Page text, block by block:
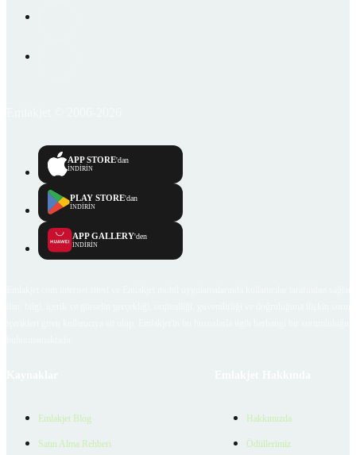
APP STORE'dan
İNDİRİN
PLAY STORE'dan
İNDİRİN
APP GALLERY'den
İNDİRİN
Emlakjet Blog
Satın Alma Rehberi
Hakkımızda
Ödüllerimiz